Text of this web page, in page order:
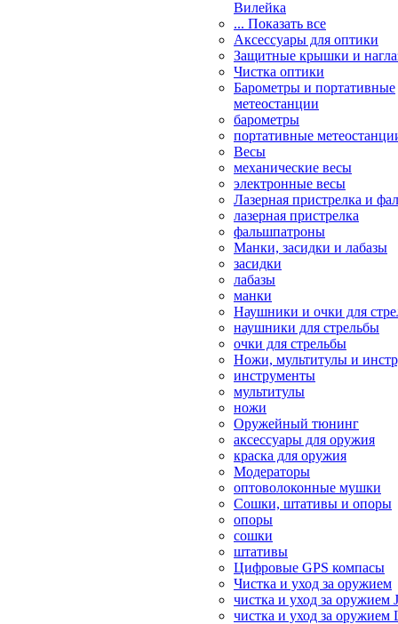
Вилейка
... Показать все
Аксессуары для оптики
Защитные крышки и
Чистка оптики
Барометры и портативные
метеостанции
барометры
портативные
Весы
механические весы
электронные весы
Лазерная пристрелка и
лазерная пристрелка
фальшпатроны
Манки, засидки и лабазы
засидки
лабазы
манки
Наушники и очки для
наушники для стрельбы
очки для стрельбы
Ножи, мультитулы и
инструменты
мультитулы
ножи
Оружейный тюнинг
аксессуары для оружия
краска для оружия
Модераторы
оптоволоконные мушки
Сошки, штативы и опоры
опоры
сошки
штативы
Цифровые GPS компасы
Чистка и уход за оружием
чистка и уход за оружием
чистка и уход за оружием